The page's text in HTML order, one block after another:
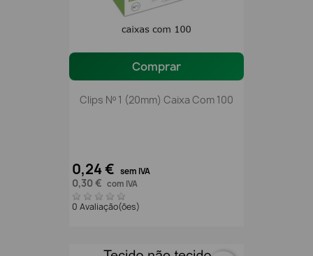
Comprar
Clips Nº 1 (20mm) Caixa Com 100
0,24 € sem IVA
0,30 € com IVA
0 Avaliação(ões)